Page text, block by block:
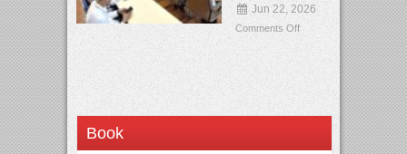
Jun 22, 2026
Comments Off
Book